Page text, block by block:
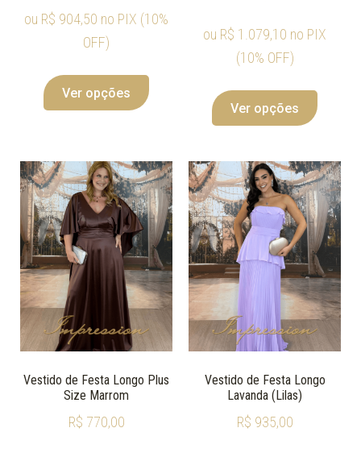
ou R$ 904,50 no PIX (10%
OFF)
Ver opções
ou R$ 1.079,10 no PIX
(10% OFF)
Ver opções
Vestido de Festa Longo Plus
Size Marrom
R$ 770,00
Vestido de Festa Longo
Lavanda (Lilas)
R$ 935,00